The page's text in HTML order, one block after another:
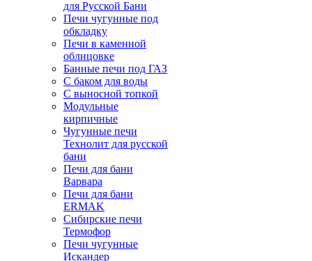
для Русской Бани
Печи чугунные под
обкладку
Печи в каменной
облицовке
Банные печи под ГАЗ
С баком для воды
С выносной топкой
Модульные
кирпичные
Чугунные печи
Технолит для русской
бани
Печи для бани
Варвара
Печи для бани
ERMAK
Сибирские печи
Термофор
Печи чугунные
Искандер